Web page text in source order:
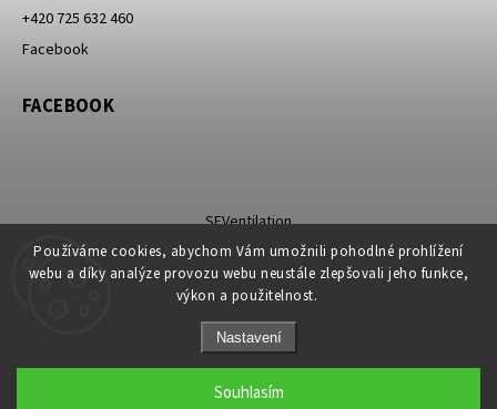
Používáme cookies, abychom Vám umožnili pohodlné prohlížení
webu a díky analýze provozu webu neustále zlepšovali jeho funkce,
výkon a použitelnost.
Nastavení
Souhlasím
+420 725 632 460
Facebook
FACEBOOK
SEVentilation
REKUPERACEOBCHOD.cz